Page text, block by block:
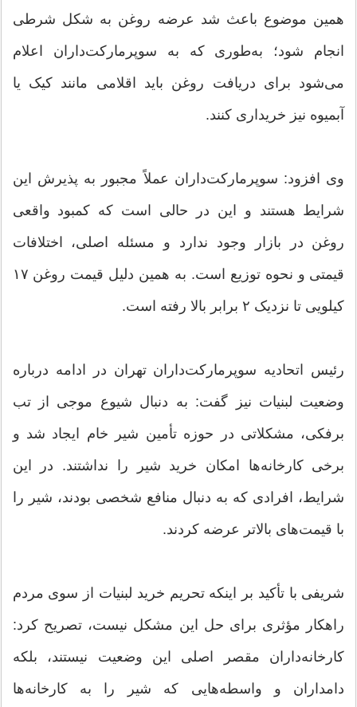
همین موضوع باعث شد عرضه روغن به شکل شرطی
انجام شود؛ به‌طوری که به سوپرمارکت‌داران اعلام
می‌شود برای دریافت روغن باید اقلامی مانند کیک یا
آبمیوه نیز خریداری کنند.
وی افزود: سوپرمارکت‌داران عملاً مجبور به پذیرش این
شرایط هستند و این در حالی است که کمبود واقعی
روغن در بازار وجود ندارد و مسئله اصلی، اختلافات
قیمتی و نحوه توزیع است. به همین دلیل قیمت روغن ۱۷
کیلویی تا نزدیک ۲ برابر بالا رفته است.
رئیس اتحادیه سوپرمارکت‌داران تهران در ادامه درباره
وضعیت لبنیات نیز گفت: به دنبال شیوع موجی از تب
برفکی، مشکلاتی در حوزه تأمین شیر خام ایجاد شد و
برخی کارخانه‌ها امکان خرید شیر را نداشتند. در این
شرایط، افرادی که به دنبال منافع شخصی بودند، شیر را
با قیمت‌های بالاتر عرضه کردند.
شریفی با تأکید بر اینکه تحریم خرید لبنیات از سوی مردم
راهکار مؤثری برای حل این مشکل نیست، تصریح کرد:
کارخانه‌داران مقصر اصلی این وضعیت نیستند، بلکه
دامداران و واسطه‌هایی که شیر را به کارخانه‌ها